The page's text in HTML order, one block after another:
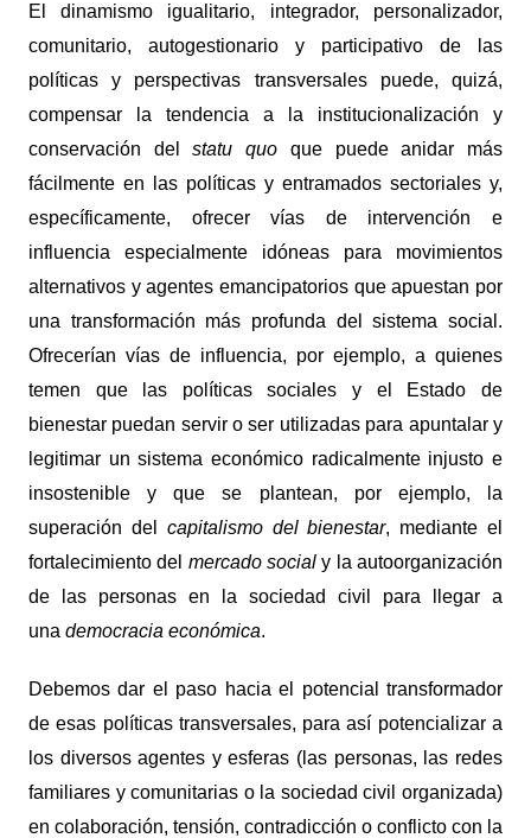
El dinamismo igualitario, integrador, personalizador,
comunitario, autogestionario y participativo de las
políticas y perspectivas transversales puede, quizá,
compensar la tendencia a la institucionalización y
conservación delstatu quo
que puede anidar más
fácilmente en las políticas y entramados sectoriales y,
específicamente, ofrecer vías de intervención e
influencia especialmente idóneas para movimientos
alternativos y agentes emancipatorios que apuestan por
una transformación más profunda del sistema social.
Ofrecerían vías de influencia, por ejemplo, a quienes
temen que las políticas sociales y el Estado de
bienestar puedan servir o ser utilizadas para apuntalar y
legitimar un sistema económico radicalmente injusto e
insostenible y que se plantean, por ejemplo, la
superación del capitalismo del bienestar, mediante el
fortalecimiento del mercado social y la autoorganización
de las personas en la sociedad civil para llegar a
una democracia económica.
Debemos dar el paso hacia el potencial transformador
de esas políticas transversales, para así potencializar a
los diversos agentes y esferas (las personas, las redes
familiares y comunitarias o la sociedad civil organizada)
en colaboración, tensión, contradicción o conflicto con la